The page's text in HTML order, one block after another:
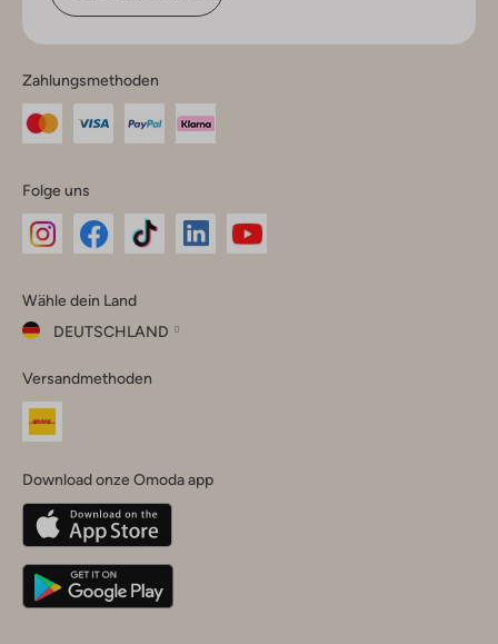
Zahlungsmethoden
Folge uns
Instagram
Facebook
TikTok
Wähle dein Land
DEUTSCHLAND
dein
Land
Belgique(Français)
Deutschland
Versandmethoden
Download onze Omoda app